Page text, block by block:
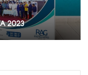
2023